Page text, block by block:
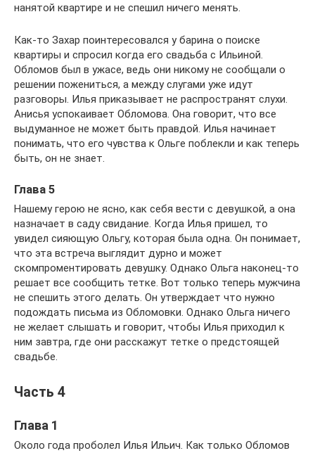
нанятой квартире и не спешил ничего менять.
Как-то Захар поинтересовался у барина о поиске
квартиры и спросил когда его свадьба с Ильиной.
Обломов был в ужасе, ведь они никому не сообщали о
решении пожениться, а между слугами уже идут
разговоры. Илья приказывает не распространят слухи.
Анисья успокаивает Обломова. Она говорит, что все
выдуманное не может быть правдой. Илья начинает
понимать, что его чувства к Ольге поблекли и как теперь
быть, он не знает.
Глава 5
Нашему герою не ясно, как себя вести с девушкой, а она
назначает в саду свидание. Когда Илья пришел, то
увидел сияющую Ольгу, которая была одна. Он понимает,
что эта встреча выглядит дурно и может
скомпроментировать девушку. Однако Ольга наконец-то
решает все сообщить тетке. Вот только теперь мужчина
не спешить этого делать. Он утверждает что нужно
подождать письма из Обломовки. Однако Ольга ничего
не желает слышать и говорит, чтобы Илья приходил к
ним завтра, где они расскажут тетке о предстоящей
свадьбе.
Часть 4
Глава 1
Около года проболел Илья Ильич. Как только Обломов